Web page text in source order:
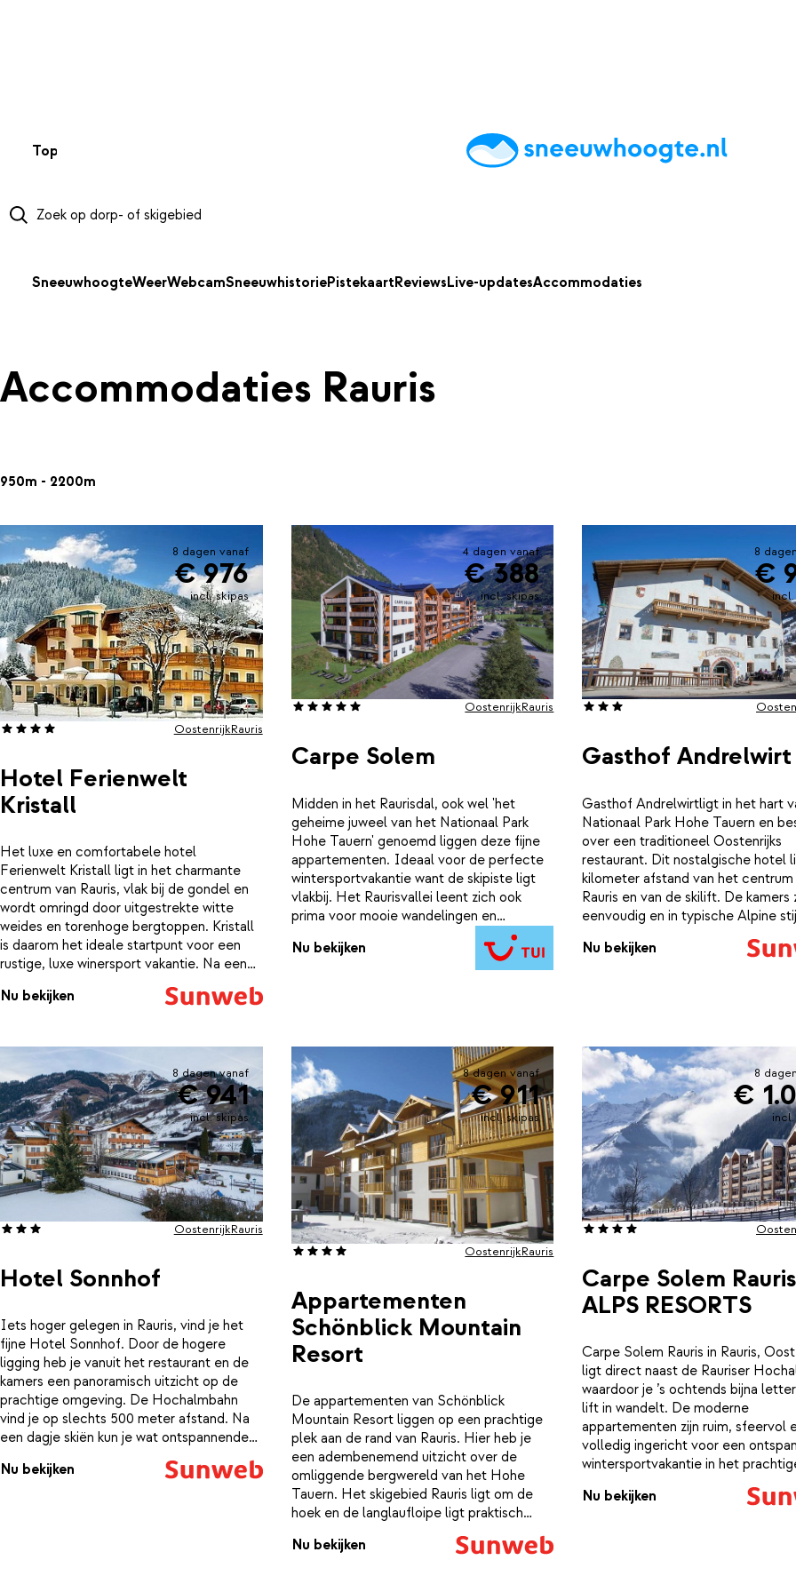
Top 50 AccommodatiesTipsReviewsLive updatesApp
SneeuwhoogteWeerWebcamSneeuwhistoriePistekaartReviewsLive-updatesAccommodaties
Accommodaties Rauris
950m - 2200m
8 dagen vanaf
€ 976
incl. skipas
Hotel Ferienwelt
Kristall
OostenrijkRauris
Het luxe en comfortabele hotel
Ferienwelt Kristall ligt in het charmante
centrum van Rauris, vlak bij de gondel en
wordt omringd door uitgestrekte witte
weides en torenhoge bergtoppen. Kristall
is daarom het ideale startpunt voor een
rustige, luxe winersport vakantie. Na een
dagje op de lange latten even je batterij
opladen? Dan biedt de super luxe spa
infraroodcabine en nog meer fijne
ontspanningsfaciliteiten.
Nu bekijken
4 dagen vanaf
€ 388
incl. skipas
Carpe Solem
OostenrijkRauris
Midden in het Raurisdal, ook wel 'het
geheime juweel van het Nationaal Park
Hohe Tauern' genoemd liggen deze fijne
appartementen. Ideaal voor de perfecte
wintersportvakantie want de skipiste ligt
vlakbij. Het Raurisvallei leent zich ook
prima voor mooie wandelingen en
fietstochten. Kom heerlijk ontspannen in
de 700 m2 grote wellnessruimte die dit
hotel biedt. Kortom genieten met de
Nu bekijken
8
€
incl.
Gasthof Andrelwirt
Gasthof Andrelwirtligt in het hart
Nationaal Park Hohe Tauern en
over een traditioneel Oostenrijks
restaurant. Dit nostalgische hotel
kilometer afstand van het centrum
Rauris en van de skilift. De kamers
eenvoudig en in typische Alpine
een heerlijk ontbijt, zodat je vol
Gasthof Andrelwirt. Na een lange
het skigebied van Rauris of een
winterwandeling is de honger vaak
Het geliefde restaurant van
serveert culinaire hoogstandjes,
alleen verse,lokale ingrediënten en
producten gebruikt worden.
van malse vleesgerechten, verse
en de lekkerste soepen. Probeer
eens een van de lokale lekkernijen
Rauris, zoals de heerlijke lam
Nu bekijken
8 dagen vanaf
€ 941
incl. skipas
Hotel Sonnhof
OostenrijkRauris
Iets hoger gelegen in Rauris, vind je het
fijne Hotel Sonnhof. Door de hogere
ligging heb je vanuit het restaurant en de
kamers een panoramisch uitzicht op de
prachtige omgeving. De Hochalmbahn
vind je op slechts 500 meter afstand. Na
een dagje skiën kun je wat ontspannende
baantjes trekken in het verwarmde
binnenzwembad of je spieren weer op
Nu bekijken
8 dagen vanaf
€ 911
incl. skipas
Appartementen
Schönblick Mountain
Resort
OostenrijkRauris
De appartementen van Schönblick
Mountain Resort liggen op een prachtige
plek aan de rand van Rauris. Hier heb je
een adembenemend uitzicht over de
omliggende bergwereld van het Hohe
Tauern. Het skigebied Rauris ligt om de
hoek en de langlaufloipe ligt praktisch
voor de deur. De appartementen zijn ruim
en modern ingericht. Voor ontspanning van
Nu bekijken
8
€
Carpe Solem
ALPS RESORTS
Carpe Solem Rauris in Rauris,
ligt direct naast de Rauriser
waardoor je ’s ochtends bijna
lift in wandelt. De moderne
appartementen zijn ruim, sfeervol
volledig ingericht voor een
wintersportvakantie in het
van de Hohe Tauern.De
voelen warm en eigentijds aan,
Nu bekijken